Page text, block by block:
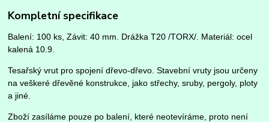
Kompletní specifikace
Balení: 100 ks, Závit: 40 mm. Drážka T20 /TORX/. Materiál: ocel
kalená 10.9.
Tesařský vrut pro spojení dřevo-dřevo. Stavební vruty jsou určeny
na veškeré dřevěné konstrukce, jako střechy, sruby, pergoly, ploty
a jiné.
Zboží zasíláme pouze po balení, které neotevíráme, proto není